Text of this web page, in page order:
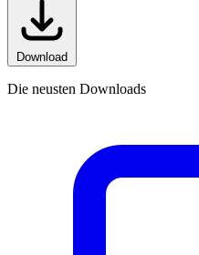
Download
Die neusten Downloads